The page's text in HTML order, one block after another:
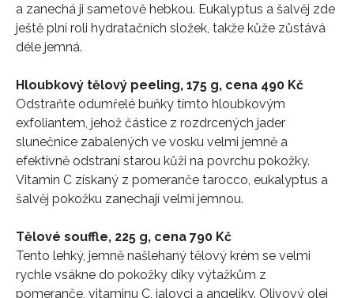
a zanechá ji sametově hebkou. Eukalyptus a šalvěj zde
ještě plní roli hydratačních složek, takže kůže zůstává
déle jemná.
Hloubkový tělový peeling, 175 g, cena 490 Kč
Odstraňte odumřelé buňky tímto hloubkovým
exfoliantem, jehož částice z rozdrcených jader
slunečnice zabalených ve vosku velmi jemně a
efektivně odstraní starou kůži na povrchu pokožky.
Vitamin C získaný z pomeranče tarocco, eukalyptus a
šalvěj pokožku zanechají velmi jemnou.
Tělové souffle, 225 g, cena 790 Kč
Tento lehký, jemně našlehaný tělový krém se velmi
rychle vsákne do pokožky díky výtažkům z
pomeranče, vitaminu C, jalovci a angeliky. Olivový olej